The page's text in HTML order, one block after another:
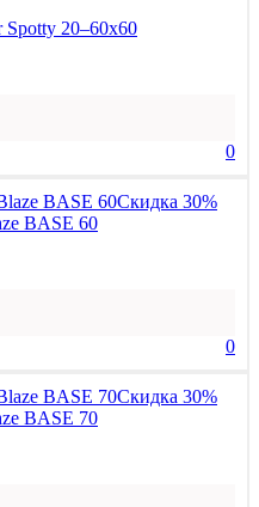
Spotty 20–60x60
0
Скидка 30%
BASE 60
0
Скидка 30%
BASE 70